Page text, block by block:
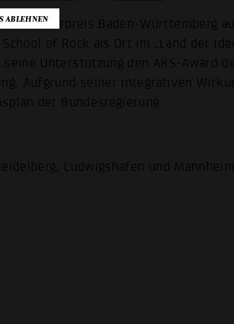
Baden-Württemberg
of Rock als Ort im „Land der
Unterstützung den AKS-Award
Aufgrund seiner integrativen
der Bundesregierung.
Ludwigshafen und